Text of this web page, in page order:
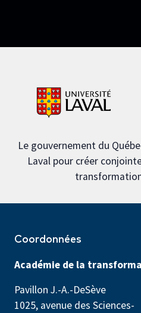
Le gouvernement du
Laval pour créer
Coordonnées
Académie de la
Pavillon J.-A.-DeSève
1025, avenue des Sciences-